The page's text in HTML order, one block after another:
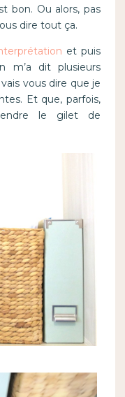
bon. Ou alors, pas
dire tout ça.
et puis
m’a dit plusieurs
vous dire que je
Et que, parfois,
le gilet de